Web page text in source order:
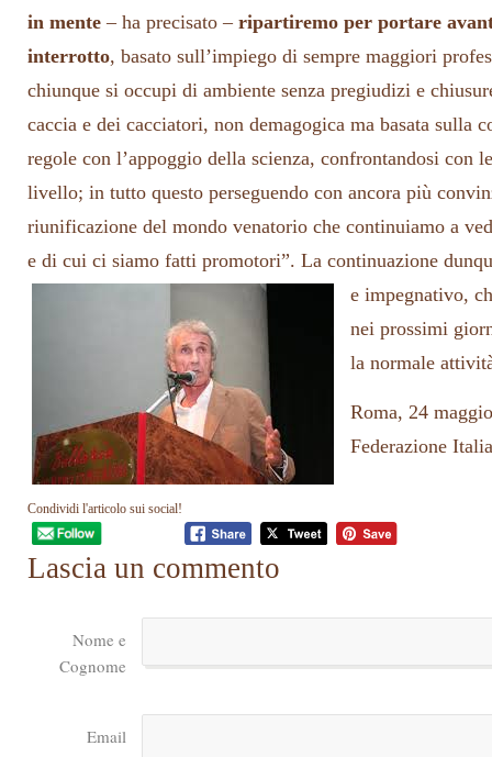
in mente – ha precisato – ripartiremo per portare
interrotto, basato sull’impiego di sempre maggiori
chiunque si occupi di ambiente senza pregiudizi e
caccia e dei cacciatori, non demagogica ma basata sulla
regole con l’appoggio della scienza, confrontandosi con
livello; in tutto questo perseguendo con ancora più
riunificazione del mondo venatorio che continuiamo a
e di cui ci siamo fatti promotori”. La continuazione
e impegnativo,
nei prossimi
la normale
Roma, 24
Federazione
Condividi l'articolo sui social!
Lascia un commento
Nome e
Cognome
Email